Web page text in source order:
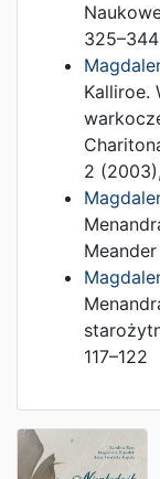
325–344
Kalliroe.
2 (2003),
Meander
117–122